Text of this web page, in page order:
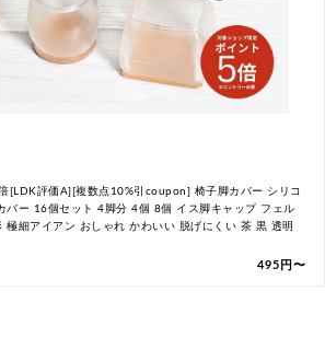
[LDK評価A][複数点10%引coupon] 椅子脚カバー シリコ
バー 16個セット 4脚分 4個 8個 イス脚キャップ フェル
極細アイアン おしゃれ かわいい 脱げにくい 茶 黒 透明
495円〜